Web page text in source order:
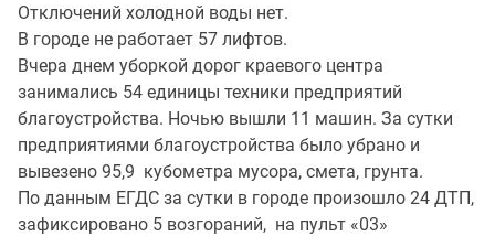
Отключений холодной воды нет.
В городе не работает 57 лифтов.
Вчера днем уборкой дорог краевого центра
занимались 54 единицы техники предприятий
благоустройства. Ночью вышли 11 машин. За сутки
предприятиями благоустройства было убрано и
вывезено 95,9 кубометра мусора, смета, грунта.
По данным ЕГДС за сутки в городе произошло 24 ДТП,
зафиксировано 5 возгораний, на пульт «03»